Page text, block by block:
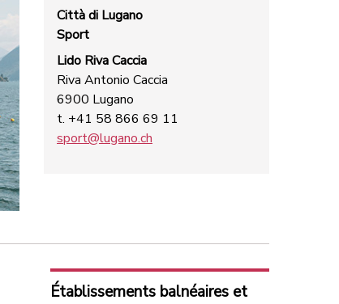
Città di Lugano
Sport
Lido Riva Caccia
Riva Antonio Caccia
6900 Lugano
t. +41 58 866 69 11
sport@lugano.ch
Établissements balnéaires et